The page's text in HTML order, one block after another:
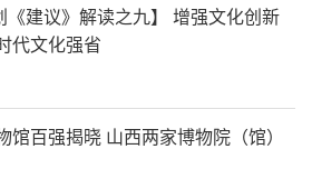
建议》解读之九】 增强文化创新
代文化强省
百强揭晓 山西两家博物院（馆）